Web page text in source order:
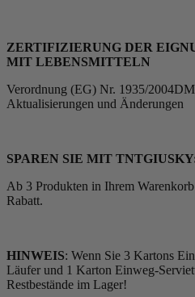
ZERTIFIZIERUNG DER
MIT LEBENSMITTELN
Verordnung (EG) Nr. 1935/
Aktualisierungen und Änderungen
SPAREN SIE MIT
Ab 3 Produkten in Ihrem
Rabatt.
HINWEIS: Wenn Sie 3 Kartons
Läufer und 1 Karton Einweg-
Restbestände im Lager!